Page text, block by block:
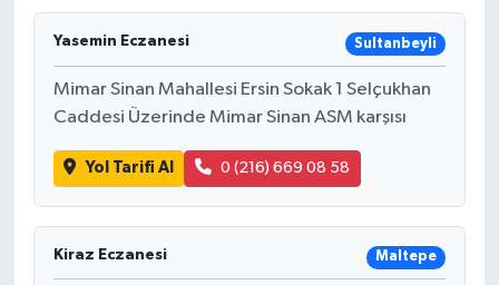
Yasemin Eczanesi Sultanbeyli
Mimar Sinan Mahallesi Ersin Sokak 1 Selçukhan
Caddesi Üzerinde Mimar Sinan ASM karşısı
Yol Tarifi Al 0 (216) 669 08 58
Kiraz Eczanesi Maltepe